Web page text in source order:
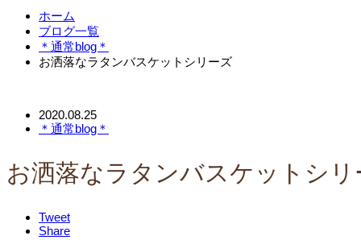
ホーム
ブログ一覧
＊通常blog＊
お洒落なラタンバスケットシリーズ
2020.08.25
＊通常blog＊
お洒落なラタンバスケットシリ
Tweet
Share